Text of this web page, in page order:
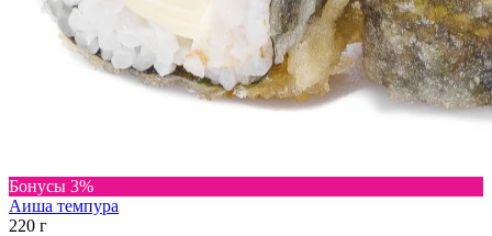
Бонусы 3%
Аиша темпура
220 г